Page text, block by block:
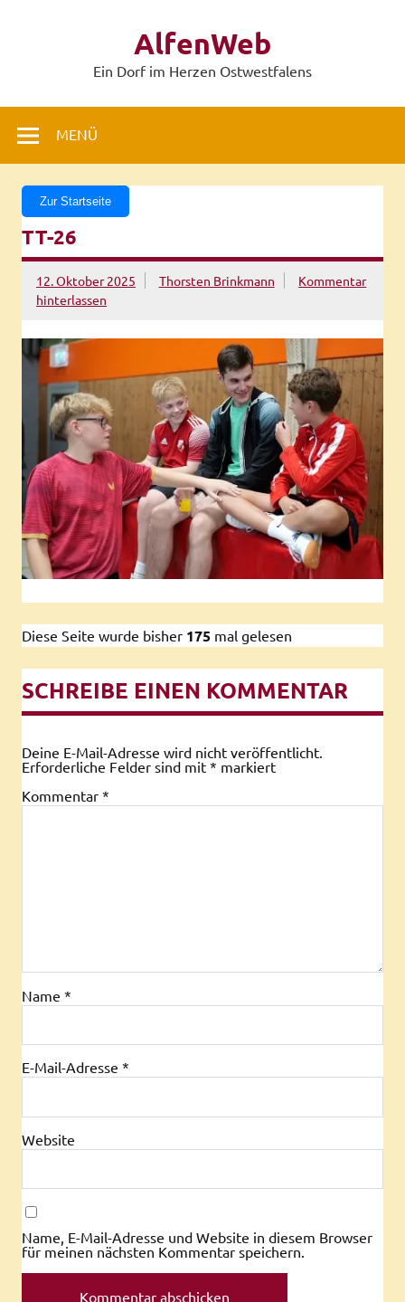
AlfenWeb
Ein Dorf im Herzen Ostwestfalens
MENÜ
Zur Startseite
TT-26
12. Oktober 2025 Thorsten Brinkmann
Kommentar
hinterlassen
Diese Seite wurde bisher 175 mal gelesen
SCHREIBE EINEN KOMMENTAR
Deine E-Mail-Adresse wird nicht veröffentlicht.
Erforderliche Felder sind mit * markiert
Kommentar *
Name *
E-Mail-Adresse *
Website
Name, E-Mail-Adresse und Website in diesem Browser
für meinen nächsten Kommentar speichern.